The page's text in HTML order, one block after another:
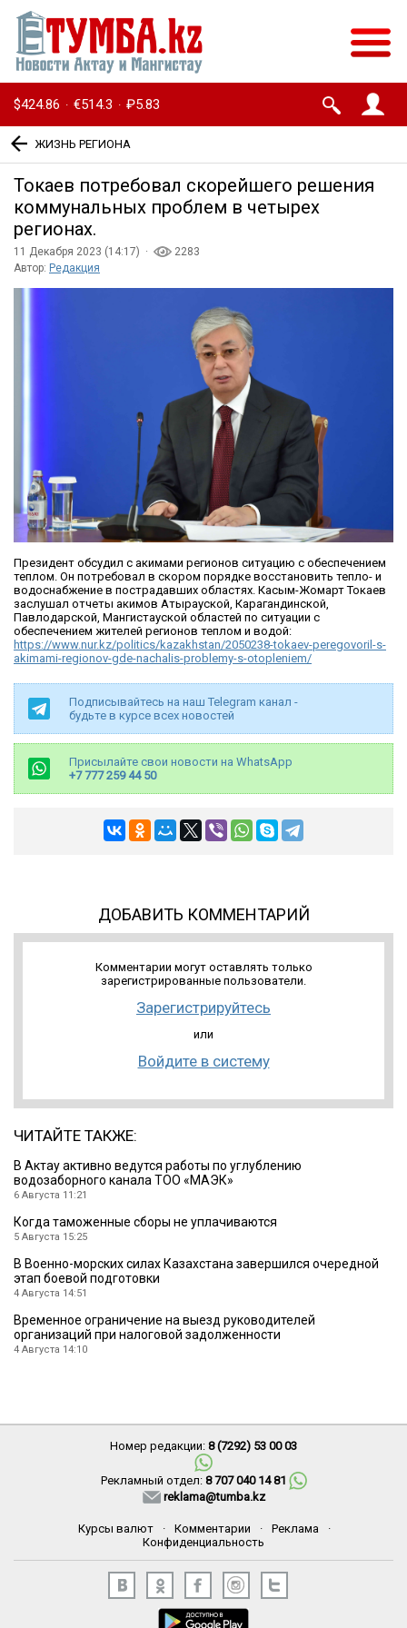
$424.86 · €514.3 · ₽5.83
ЖИЗНЬ РЕГИОНА
Токаев потребовал скорейшего решения
коммунальных проблем в четырех
регионах.
11 Декабря 2023 (14:17) ·
2283
Автор: Редакция
Президент обсудил с акимами регионов ситуацию с обеспечением
теплом. Он потребовал в скором порядке восстановить тепло- и
водоснабжение в пострадавших областях. Касым-Жомарт Токаев
заслушал отчеты акимов Атырауской, Карагандинской,
Павлодарской, Мангистауской областей по ситуации с
обеспечением жителей регионов теплом и водой:
https://www.nur.kz/politics/kazakhstan/2050238-tokaev-peregovoril-s-
akimami-regionov-gde-nachalis-problemy-s-otopleniem/
Подписывайтесь на наш Telegram канал -
будьте в курсе всех новостей
Присылайте свои новости на WhatsApp
+7 777 259 44 50
ДОБАВИТЬ КОММЕНТАРИЙ
Комментарии могут оставлять только
зарегистрированные пользователи.
Зарегистрируйтесь
или
Войдите в систему
ЧИТАЙТЕ ТАКЖЕ:
В Актау активно ведутся работы по углублению
водозаборного канала ТОО «МАЭК»
6 Августа 11:21
Когда таможенные сборы не уплачиваются
5 Августа 15:25
В Военно-морских силах Казахстана завершился очередной
этап боевой подготовки
4 Августа 14:51
Временное ограничение на выезд руководителей
организаций при налоговой задолженности
4 Августа 14:10
Номер редакции: 8 (7292) 53 00 03
Рекламный отдел: 8 707 040 14 81
reklama@tumba.kz
Курсы валют · Комментарии · Реклама
·
Конфиденциальность